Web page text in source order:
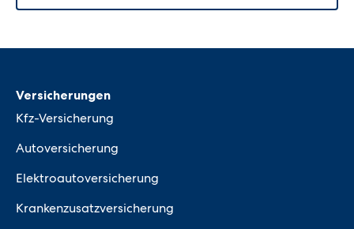
Versicherungen
Kfz-Versicherung
Autoversicherung
Elektroautoversicherung
Krankenzusatzversicherung